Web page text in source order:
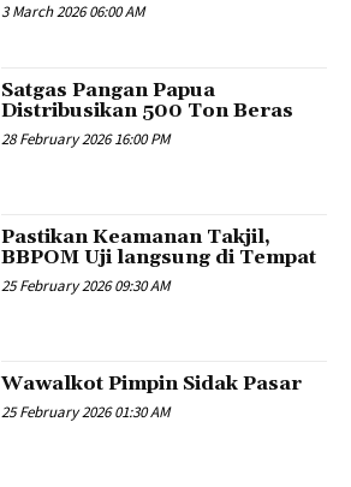
3 March 2026 06:00 AM
Satgas Pangan Papua
Distribusikan 500 Ton Beras
28 February 2026 16:00 PM
Pastikan Keamanan Takjil,
BBPOM Uji langsung di Tempat
25 February 2026 09:30 AM
Wawalkot Pimpin Sidak Pasar
25 February 2026 01:30 AM